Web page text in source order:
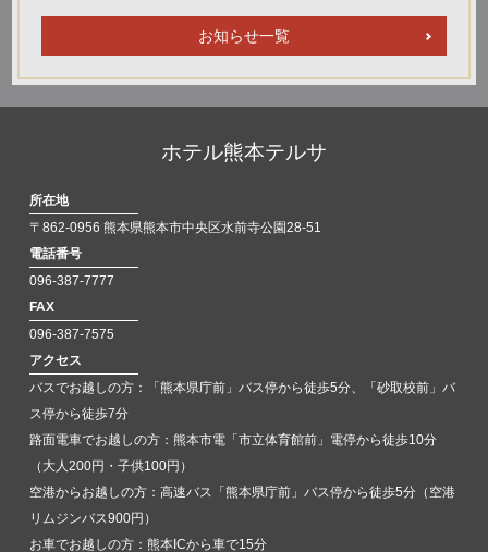
お知らせ一覧
ホテル熊本テルサ
所在地
〒862-0956 熊本県熊本市中央区水前寺公園28-51
電話番号
096-387-7777
FAX
096-387-7575
アクセス
バスでお越しの方：「熊本県庁前」バス停から徒歩5分、「砂取校前」バ
ス停から徒歩7分
路面電車でお越しの方：熊本市電「市立体育館前」電停から徒歩10分
（大人200円・子供100円）
空港からお越しの方：高速バス「熊本県庁前」バス停から徒歩5分（空港
リムジンバス900円）
お車でお越しの方：熊本ICから車で15分